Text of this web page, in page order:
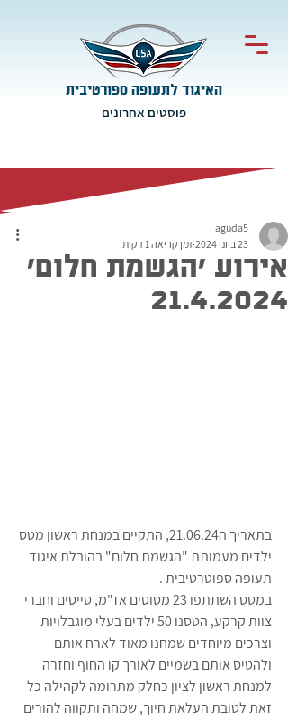
האיגוד לתעופה ספורטיבית
פוסטים אחרונים
אירוע 'הגשמת חלום'
21.4.2024
aguda5
23 ביוני 2024
זמן קריאה 1 דקות
בתאריך ה21.06.24, התקיים במנחת ראשון מטס
ילדים מעמותת "הגשמת חלום" בהובלת איגוד
תעופה ספוטרטיבית .
במטס השתתפו 23 מטוסים אז"מ, טייסים וחברי
צוות קרקע, הטסנו 50 ילדים בעלי מוגבלויות
וצרכים מיוחדים שמחנו מאוד לארח אותם
ולהטיס אותם בשמיים לאורך קו החוף וחזרה
למנחת ראשון לציון כחלק מתרומה לקהילה כל
זאת לטובת העלאת חיוך, שמחה ותקווה להורים